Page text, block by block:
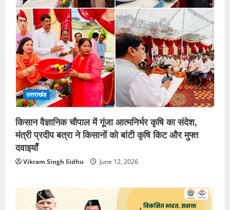
उत्तराखंड
किसान वैज्ञानिक चौपाल में गूंजा आत्मनिर्भर कृषि का संदेश,
मंत्री प्रदीप बत्रा ने किसानों को बांटी कृषि किट और मुफ्त
दवाइयाँ
Vikram Singh Sidhu June 12, 2026